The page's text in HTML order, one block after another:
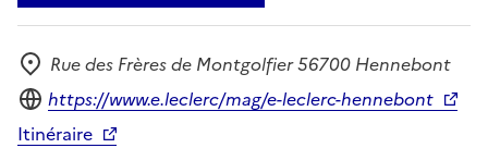
Adresse
Rue des Frères de Montgolfier 56700 Hennebont
Site internet
https://www.e.leclerc/mag/e-leclerc-hennebont
Itinéraire